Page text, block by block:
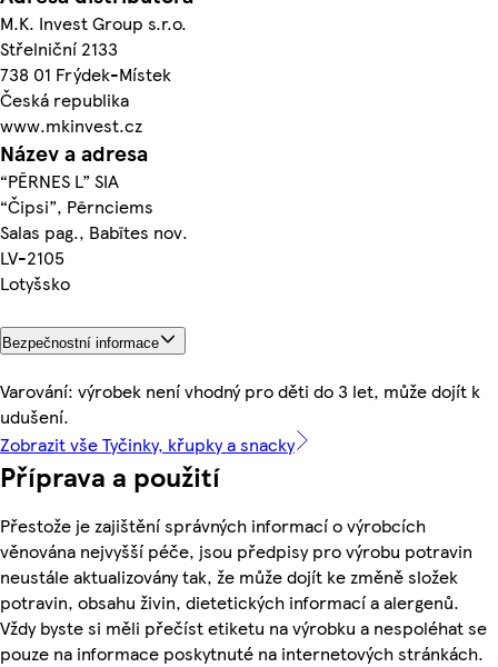
M.K. Invest Group s.r.o.
Střelniční 2133
738 01 Frýdek-Místek
Česká republika
www.mkinvest.cz
Název a adresa
“PĒRNES L” SIA
“Čipsi”, Pērnciems
Salas pag., Babītes nov.
LV-2105
Lotyšsko
Bezpečnostní informace
Varování: výrobek není vhodný pro děti do 3 let, může dojít k
udušení.
Zobrazit vše Tyčinky, křupky a snacky
Příprava a použití
Přestože je zajištění správných informací o výrobcích
věnována nejvyšší péče, jsou předpisy pro výrobu potravin
neustále aktualizovány tak, že může dojít ke změně složek
potravin, obsahu živin, dietetických informací a alergenů.
Vždy byste si měli přečíst etiketu na výrobku a nespoléhat se
pouze na informace poskytnuté na internetových stránkách.